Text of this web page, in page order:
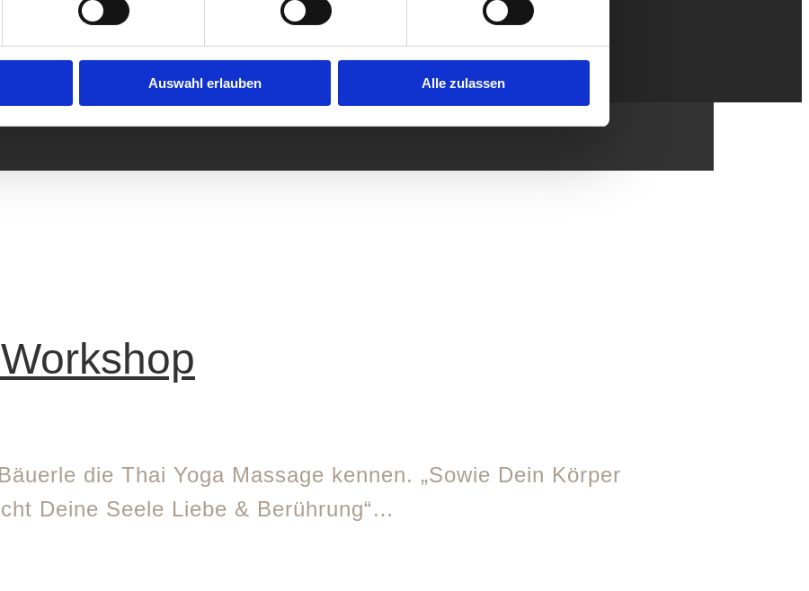
Auswahl erlauben Alle zulassen
die Thai Yoga Massage kennen. „Sowie Dein Körper
Deine Seele Liebe & Berührung“…